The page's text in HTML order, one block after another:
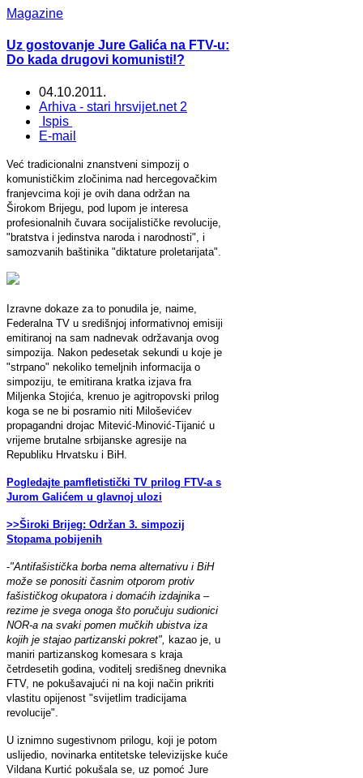
Magazine
Uz gostovanje Jure Galića na FTV-u:
Do kada drugovi komunisti!?
04.10.2011.
Arhiva - stari hrsvijet.net 2
Ispis
E-mail
Već tradicionalni znanstveni simpozij o
komunističkim zločinima nad hercegovačkim
franjevcima koji je ovih dana održan na
Širokom Brijegu, pod lupom je interesa
profesionalnih čuvara socijalističke revolucije,
"bratstva i jedinstva naroda i narodnosti", i
samozvanih baštinika "diktature proletarijata".
Izravne dokaze za to ponudila je, naime,
Federalna TV u središnjoj informativnoj emisiji
emitiranoj na sam nadnevak održavanja ovog
simpozija. Nakon pedesetak sekundi u koje je
"strpano" nekoliko temeljnih informacija o
simpoziju, te emitirana kratka izjava fra
Miljenka Stojića, krenuo je agitropovski prilog
koga se ne bi posramio niti Miloševićev
propagandni drojac Mitević-Minović-Tijanić u
vrijeme brutalne srbijanske agresije na
Republiku Hrvatsku i BiH.
Pogledajte pamfletistički TV prilog FTV-a s
Jurom Galićem u glavnoj ulozi
>>Široki Brijeg: Održan 3. simpozij
Stopama pobijenih
-"Antifašistička borba nema alternativu i BiH
može se ponositi časnim otporom protiv
fašističkog okupatora i domaćih izdajnika –
rezime je svega onoga što poručuju sudionici
NOR-a na svaki pomen mučkih ubistva iza
kojih je stajao partizanski pokret", kazao je, u
maniri partizanskog komesara s kraja
četrdesetih godina, voditelj središneg dnevnika
FTV, ne pokušavajući ni na koji način prikriti
vlastitu opijenost "svijetlim tradicijama
revolucije".
U iznimno sugestivnom prilogu, koji je potom
uslijedio, novinarka entitetske televizijske kuće
Vildana Kurtić pokušala se, uz pomoć Jure